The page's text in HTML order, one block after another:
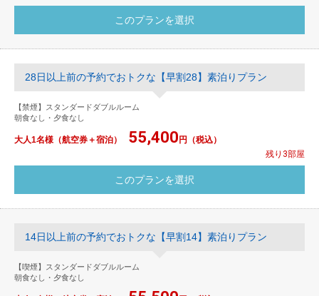
28日以上前の予約でおトクな【早割28】素泊りプラン
【禁煙】スタンダードダブルルーム
朝食なし・夕食なし
大人1名様（航空券＋宿泊） 55,400 円（税込）
残り3部屋
14日以上前の予約でおトクな【早割14】素泊りプラン
【喫煙】スタンダードダブルルーム
朝食なし・夕食なし